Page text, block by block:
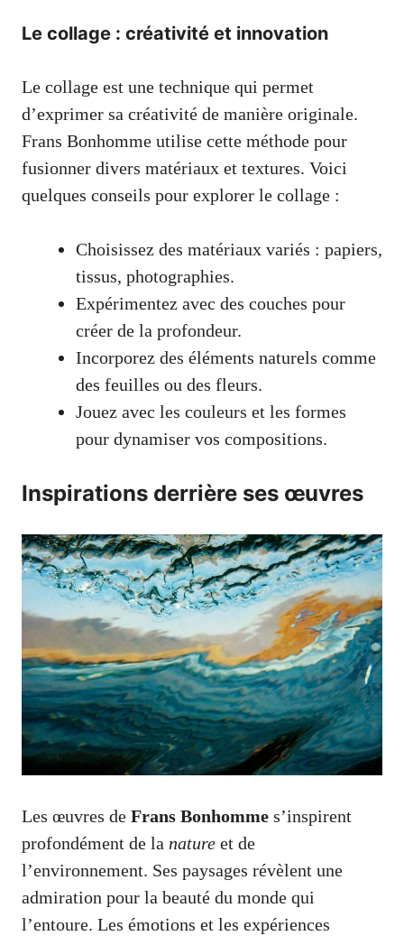
Le collage : créativité et innovation
Le collage est une technique qui permet
d’exprimer sa créativité de manière originale.
Frans Bonhomme utilise cette méthode pour
fusionner divers matériaux et textures. Voici
quelques conseils pour explorer le collage :
Choisissez des matériaux variés : papiers,
tissus, photographies.
Expérimentez avec des couches pour
créer de la profondeur.
Incorporez des éléments naturels comme
des feuilles ou des fleurs.
Jouez avec les couleurs et les formes
pour dynamiser vos compositions.
Inspirations derrière ses œuvres
Les œuvres de Frans Bonhomme s’inspirent
profondément de la nature et de
l’environnement. Ses paysages révèlent une
admiration pour la beauté du monde qui
l’entoure. Les émotions et les expériences